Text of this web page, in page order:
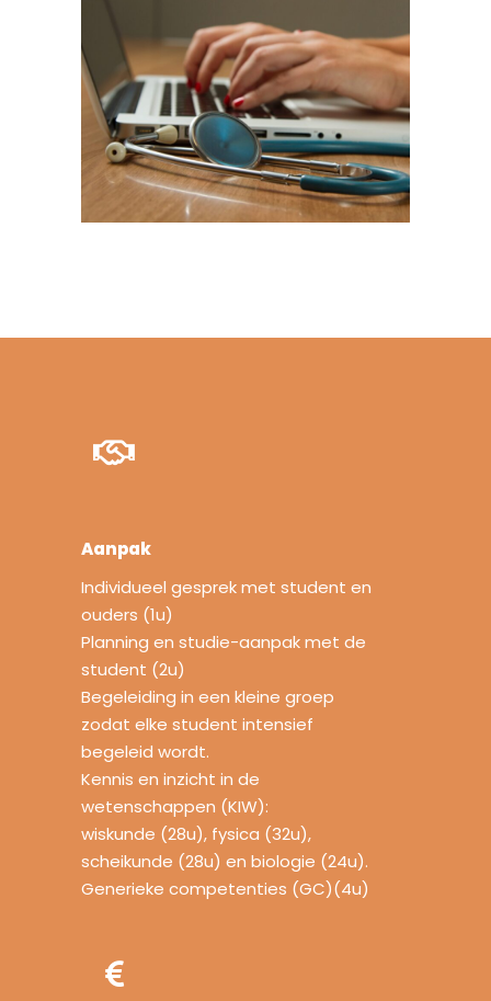
Aanpak
Individueel gesprek met student en
ouders (1u)
Planning en studie-aanpak met de
student (2u)
Begeleiding in een kleine groep
zodat elke student intensief
begeleid wordt.
Kennis en inzicht in de
wetenschappen (KIW):
wiskunde (28u), fysica (32u),
scheikunde (28u) en biologie (24u).
Generieke competenties (GC)(4u)